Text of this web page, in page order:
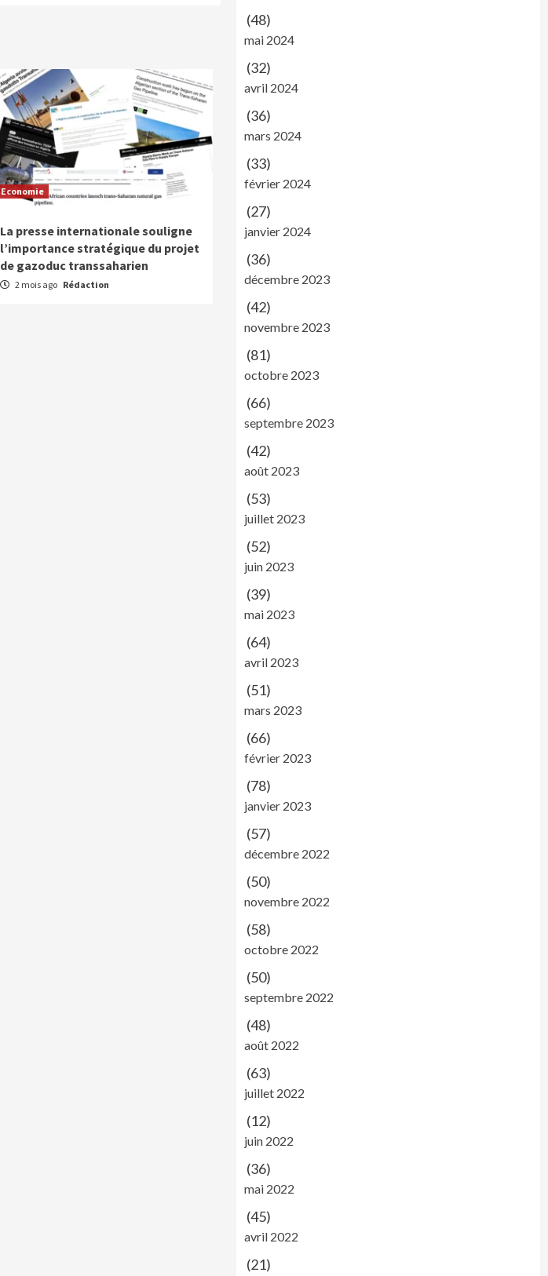
Economie
La presse internationale souligne
l’importance stratégique du projet
de gazoduc transsaharien
2 mois ago Rédaction
(48)
mai 2024
(32)
avril 2024
(36)
mars 2024
(33)
février 2024
(27)
janvier 2024
(36)
décembre 2023
(42)
novembre 2023
(81)
octobre 2023
(66)
septembre 2023
(42)
août 2023
(53)
juillet 2023
(52)
juin 2023
(39)
mai 2023
(64)
avril 2023
(51)
mars 2023
(66)
février 2023
(78)
janvier 2023
(57)
décembre 2022
(50)
novembre 2022
(58)
octobre 2022
(50)
septembre 2022
(48)
août 2022
(63)
juillet 2022
(12)
juin 2022
(36)
mai 2022
(45)
avril 2022
(21)